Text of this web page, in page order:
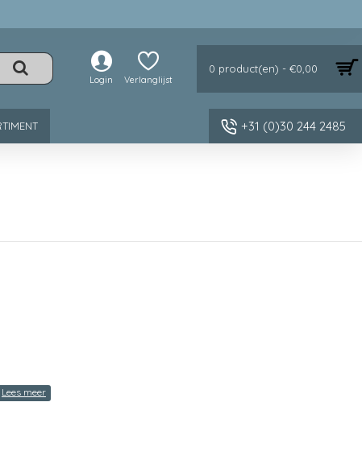
Login Verlanglijst
0 product(en) - €0,00
+31 (0)30 244 2485